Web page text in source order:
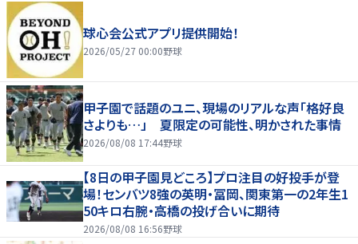
球心会公式アプリ提供開始！
2026/05/27 00:00野球
甲子園で話題のユニ、現場のリアルな声「格好良
さよりも…」 夏限定の可能性、明かされた事情
2026/08/08 17:44野球
【8日の甲子園見どころ】プロ注目の好投手が登
場！センバツ8強の英明・冨岡、関東第一の2年生1
50キロ右腕・高橋の投げ合いに期待
2026/08/08 16:56野球